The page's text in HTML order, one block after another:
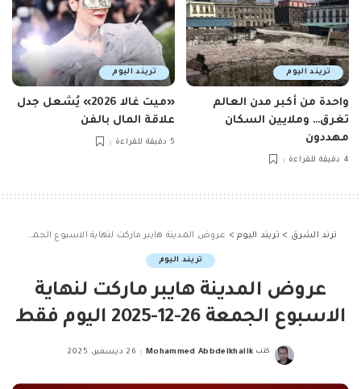
تريند اليوم
واحدة من أكبر مدن العالم
تغرق… وملايين السكان
مهددون
4 دقيقة للقراءة
تريند اليوم
«ميت غالا 2026» يُشعل جدل
علاقة المال بالفن
5 دقيقة للقراءة
ترند الشرق > تريند اليوم> عروض المدينة هايبر ماركت لنهاية الاسبوع الجمعة 26-12-2025 اليوم فقط
تريند اليوم
عروض المدينة هايبر ماركت لنهاية
الاسبوع الجمعة 26-12-2025 اليوم فقط
Posted
كتب Mohammed Abbdelkhalik 26 ديسمبر، 2025